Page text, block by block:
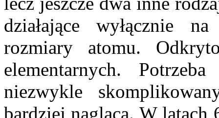
działające wyłącznie
rozmiary atomu.
elementarnych.
niezwykle
bardziej nagląca. W latach